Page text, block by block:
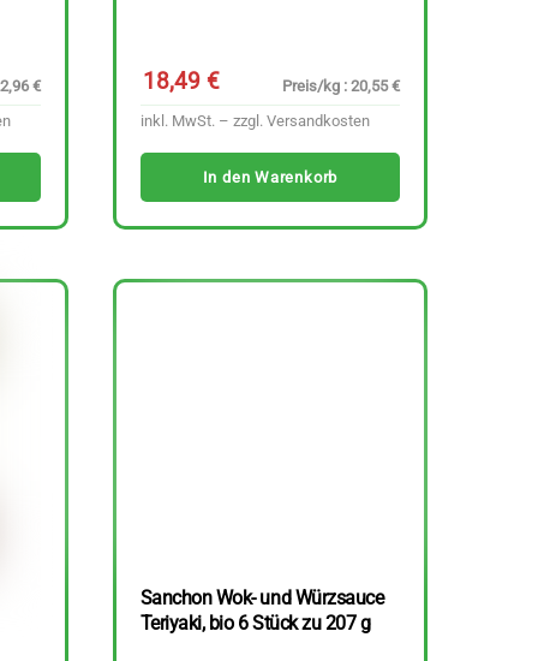
€
18,49€
Preis/kg : 20,55 €
inkl. MwSt. – zzgl. Versandkosten
In den Warenkorb
Sanchon Wok- und Würzsauce
Teriyaki, bio 6 Stück zu 207 g